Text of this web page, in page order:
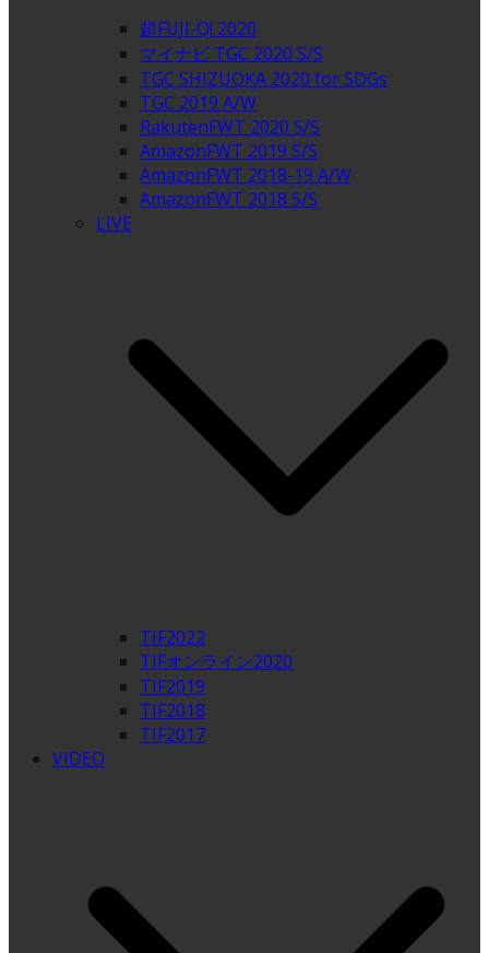
超FUJI-Q! 2020
マイナビ TGC 2020 S/S
TGC SHIZUOKA 2020 for SDGs
TGC 2019 A/W
RakutenFWT 2020 S/S
AmazonFWT 2019 S/S
AmazonFWT 2018-19 A/W
AmazonFWT 2018 S/S
LIVE
TIF2022
TIFオンライン2020
TIF2019
TIF2018
TIF2017
VIDEO